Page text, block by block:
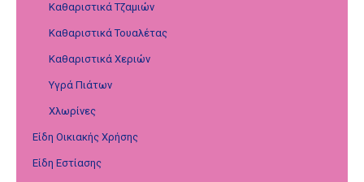
Καθαριστικά Τζαμιών
Καθαριστικά Τουαλέτας
Καθαριστικά Χεριών
Υγρά Πιάτων
Χλωρίνες
Είδη Οικιακής Χρήσης
Είδη Εστίασης